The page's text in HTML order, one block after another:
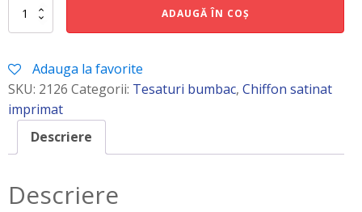
Cantitate
ADAUGĂ ÎN COȘ
Adauga la favorite
SKU: 2126 Categorii: Tesaturi bumbac, Chiffon satinat
imprimat
Descriere
Descriere